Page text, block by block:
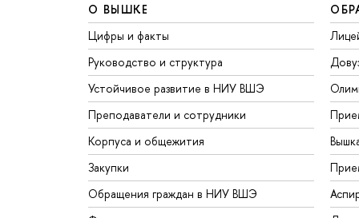
О ВЫШКЕ
Цифры и факты
Руководство и структура
Устойчивое развитие в НИУ ВШЭ
Преподаватели и сотрудники
Корпуса и общежития
Закупки
Обращения граждан в НИУ ВШЭ